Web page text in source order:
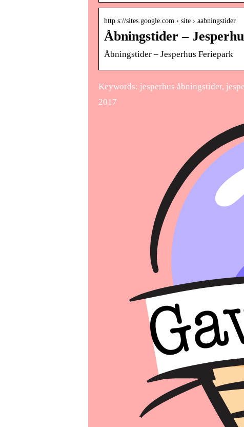
http s://sites.google.com › site › aabningstider
Åbningstider –
Åbningstider – Jesperhus Feriepark
Keywords: jesperhus åbningstider,
2017